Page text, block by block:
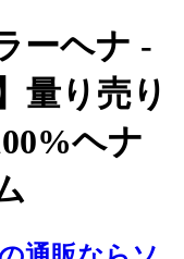
ーヘナ -
量り売り
ヘナ